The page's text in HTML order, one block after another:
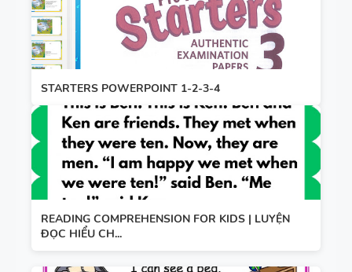
STARTERS POWERPOINT 1-2-3-4
READING COMPREHENSION FOR KIDS | LUYỆN
ĐỌC HIỂU CH...